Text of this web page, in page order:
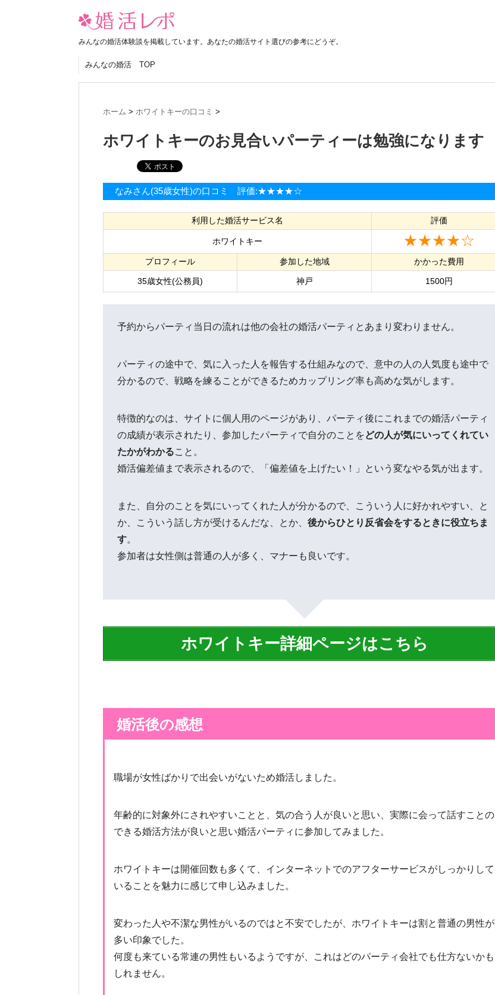
みんなの婚活体験談を掲載しています。あなたの婚活サイト選びの参考にどうぞ。
みんなの婚活 TOP
ホーム > ホワイトキーの口コミ >
ホワイトキーのお見合いパーティーは勉強になります
なみさん(35歳女性)の口コミ 評価:★★★★☆
利用した婚活サービス名 評価
ホワイトキー ★★★★☆
プロフィール 参加した地域 かかった費用
35歳女性(公務員) 神戸 1500円
予約からパーティ当日の流れは他の会社の婚活パーティとあまり変わりません。
パーティの途中で、気に入った人を報告する仕組みなので、意中の人の人気度も途中で
分かるので、戦略を練ることができるためカップリング率も高めな気がします。
特徴的なのは、サイトに個人用のページがあり、パーティ後にこれまでの婚活パーティ
の成績が表示されたり、参加したパーティで自分のことをどの人が気にいってくれてい
たかがわかること。
婚活偏差値まで表示されるので、「偏差値を上げたい！」という変なやる気が出ます。
また、自分のことを気にいってくれた人が分かるので、こういう人に好かれやすい、と
か、こういう話し方が受けるんだな、とか、 後からひとり反省会をするときに役立ちま
す。
参加者は女性側は普通の人が多く、マナーも良いです。
ホワイトキー詳細ページはこちら
婚活後の感想
職場が女性ばかりで出会いがないため婚活しました。
年齢的に対象外にされやすいことと、気の合う人が良いと思い、実際に会って話すことの
できる婚活方法が良いと思い婚活パーティに参加してみました。
ホワイトキーは開催回数も多くて、インターネットでのアフターサービスがしっかりして
いることを魅力に感じて申し込みました。
変わった人や不潔な男性がいるのではと不安でしたが、ホワイトキーは割と普通の男性が
多い印象でした。
何度も来ている常連の男性もいるようですが、これはどのパーティ会社でも仕方ないかも
しれません。